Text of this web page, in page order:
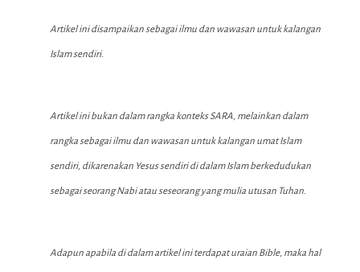
Artikel ini disampaikan sebagai ilmu dan wawasan untuk kalangan
Islam sendiri.
Artikel ini bukan dalam rangka konteks SARA, melainkan dalam
rangka sebagai ilmu dan wawasan untuk kalangan umat Islam
sendiri, dikarenakan Yesus sendiri di dalam Islam berkedudukan
sebagai seorang Nabi atau seseorang yang mulia utusan Tuhan.
Adapun apabila di dalam artikel ini terdapat uraian Bible, maka hal